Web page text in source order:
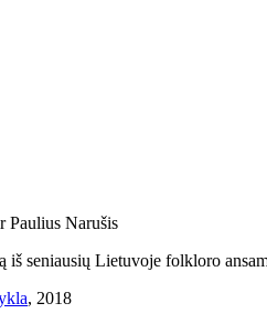
Paulius Narušis
iš seniausių Lietuvoje folkloro
, 2018